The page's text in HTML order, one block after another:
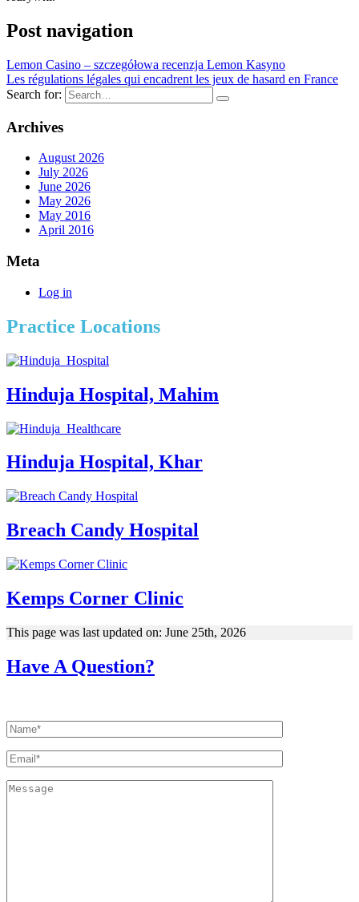
Post navigation
Lemon Casino – szczegółowa recenzja Lemon Kasyno
Les régulations légales qui encadrent les jeux de hasard en France
Search for:
Archives
August 2026
July 2026
June 2026
May 2026
May 2016
April 2016
Meta
Log in
Practice Locations
Hinduja Hospital, Mahim
Hinduja Hospital, Khar
Breach Candy Hospital
Kemps Corner Clinic
This page was last updated on: June 25th, 2026
Have A Question?